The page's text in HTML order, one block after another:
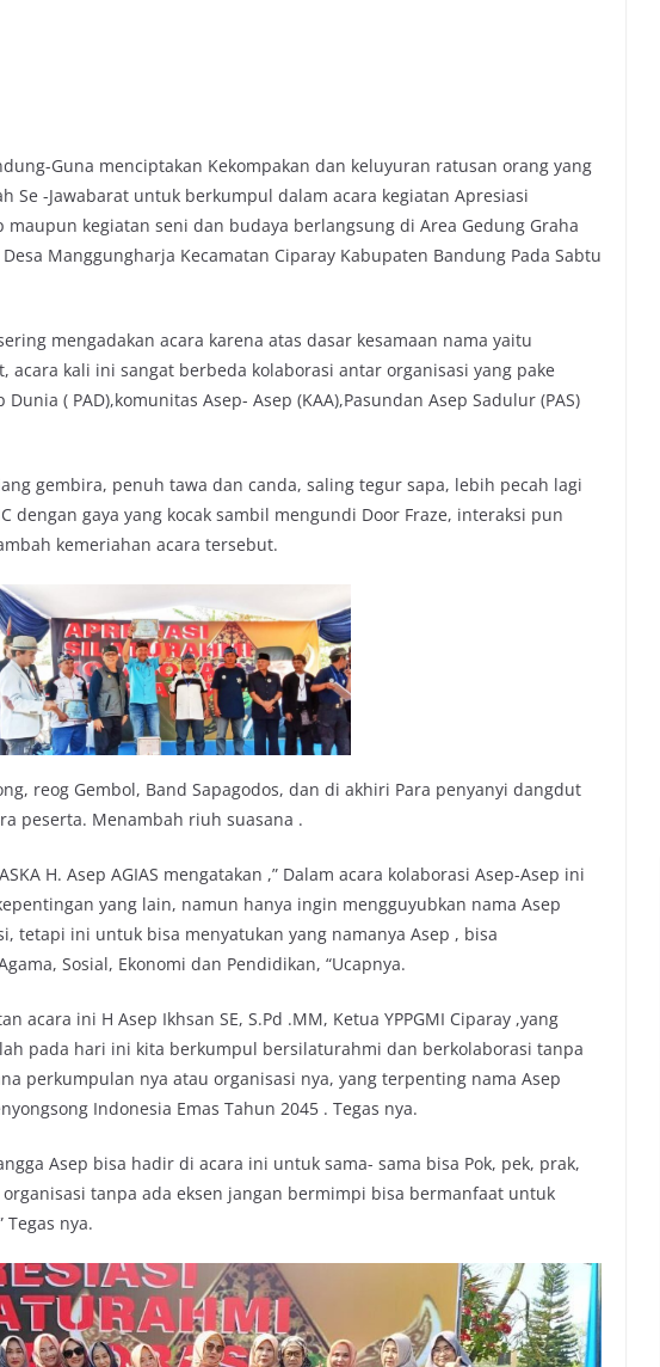
Guna menciptakan Kekompakan dan keluyuran ratusan orang yang
Se -Jawabarat untuk berkumpul dalam acara kegiatan Apresiasi
maupun kegiatan seni dan budaya berlangsung di Area Gedung Graha
Manggungharja Kecamatan Ciparay Kabupaten Bandung Pada Sabtu
mengadakan acara karena atas dasar kesamaan nama yaitu
acara kali ini sangat berbeda kolaborasi antar organisasi yang pake
( PAD),komunitas Asep- Asep (KAA),Pasundan Asep Sadulur (PAS)
gembira, penuh tawa dan canda, saling tegur sapa, lebih pecah lagi
dengan gaya yang kocak sambil mengundi Door Fraze, interaksi pun
kemeriahan acara tersebut.
reog Gembol, Band Sapagodos, dan di akhiri Para penyanyi dangdut
peserta. Menambah riuh suasana .
H. Asep AGIAS mengatakan ,” Dalam acara kolaborasi Asep-Asep ini
yang lain, namun hanya ingin mengguyubkan nama Asep
tetapi ini untuk bisa menyatukan yang namanya Asep , bisa
Sosial, Ekonomi dan Pendidikan, “Ucapnya.
acara ini H Asep Ikhsan SE, S.Pd .MM, Ketua YPPGMI Ciparay ,yang
pada hari ini kita berkumpul bersilaturahmi dan berkolaborasi tanpa
perkumpulan nya atau organisasi nya, yang terpenting nama Asep
Indonesia Emas Tahun 2045 . Tegas nya.
Asep bisa hadir di acara ini untuk sama- sama bisa Pok, pek, prak,
tanpa ada eksen jangan bermimpi bisa bermanfaat untuk
nya.